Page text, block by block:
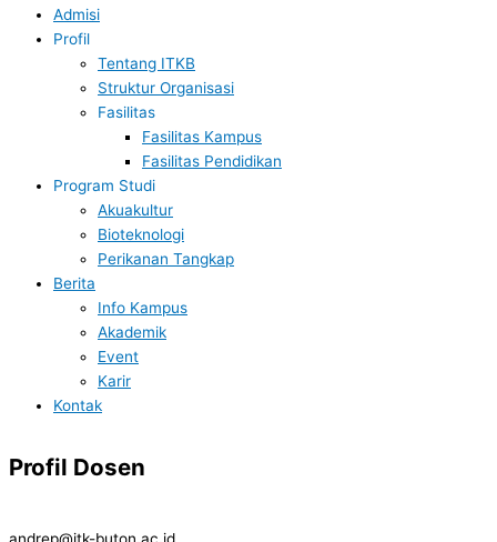
Admisi
Profil
Tentang ITKB
Struktur Organisasi
Fasilitas
Fasilitas Kampus
Fasilitas Pendidikan
Program Studi
Akuakultur
Bioteknologi
Perikanan Tangkap
Berita
Info Kampus
Akademik
Event
Karir
Kontak
Profil Dosen